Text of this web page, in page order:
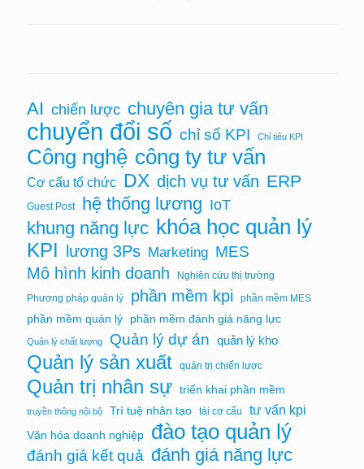
AI chiến lược chuyên gia tư vấn
chuyển đổi số chỉ số KPI Chỉ tiêu KPI
Công nghệ công ty tư vấn
Cơ cấu tổ chức DX dịch vụ tư vấn ERP
Guest Post hệ thống lương IoT
khung năng lực khóa học quản lý
KPI lương 3Ps Marketing MES
Mô hình kinh doanh
Nghiên cứu thị trường
Phương pháp quản lý
phần mềm kpi phần mềm MES
phần mềm quản lý phần mềm đánh giá năng lực
Quản lý chất lượng Quản lý dự án quản lý kho
Quản lý sản xuất quản trị chiến lược
Quản trị nhân sự triển khai phần mềm
truyền thông nội bộ Trí tuệ nhân tạo tái cơ cấu tư vấn kpi
Văn hóa doanh nghiệp đào tạo quản lý
đánh giá kết quả đánh giá năng lực